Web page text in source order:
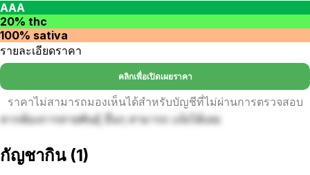
AAA
20% thc
100% sativa
รายละเอียดราคา
คลิกเพื่อเปิดเผยราคา
ราคาไม่สามารถมองเห็นได้สำหรับบัญชีที่ไม่ผ่านการตรวจสอบ
หากต้องการสายพันธุ์ อื่นๆ สามารถ แจ้งได้เลย
กัญชากิน (1)